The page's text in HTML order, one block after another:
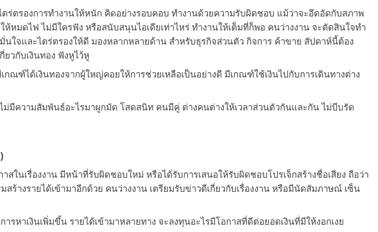
ร่ตรองการทำงานให้หนัก คิดอย่างรอบคอบ ทำงานด้วยความรับผิดชอบ แม้ว่าจะอึดอัดกับสภาพ
หมดไฟ ไม่มีใครฟัง หรือสนับสนุนไอเดียเท่าไหร่ ทำงานให้เต็มที่ก็พอ คนว่างงาน จะตัดสินใจทำ
ใจและไตร่ตรองให้ดี มองหลากหลายด้าน สำหรับธุรกิจส่วนตัว กิจการ ค้าขาย สัปดาห์นี้ต้อง
ยวกับเงินทอง ฟังหูไว้หู
กณฑ์ได้เงินทองจากผู้ใหญ่คอยให้การช่วยเหลือเป็นอย่างดี มีเกณฑ์ใช้เงินไปกับการเดินทางต่าง
มีความสัมพันธ์อะไรมาผูกมัด โสดสนิท คนมีคู่ ต่างคนต่างให้เวลาส่วนตัวกันและกัน ไม่บีบรัด
สในเรื่องงาน มีหน้าที่รับผิดชอบใหม่ หรือได้รับการเสนอให้รับผิดชอบโปรเจ็กสร้างชื่อเสียง ถือว่า
สร้างรายได้เข้ามาอีกด้วย คนว่างงาน เตรียมรับข่าวดีเกี่ยวกับเรื่องงาน หรือมีนัดสัมภาษณ์ เซ็น
รหาเงินเพิ่มขึ้น รายได้เข้ามาหลายทาง จะลงทุนอะไรมีโอกาสที่ดีต่อยอดเงินที่มีให้งอกเงย